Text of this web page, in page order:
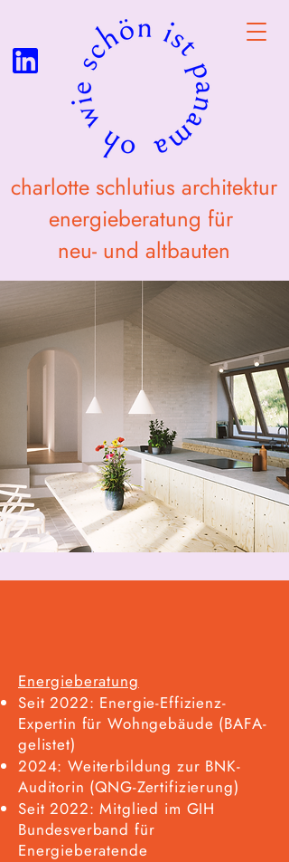
charlotte schlutius architektur
energieberatung für
neu- und altbauten
Energieberatung
Seit 2022: Energie-Effizienz-
Expertin für Wohngebäude (BAFA-
gelistet)
2024: Weiterbildung zur BNK-
Auditorin (QNG-Zertifizierung)
Seit 2022: Mitglied im GIH
Bundesverband für
Energieberatende